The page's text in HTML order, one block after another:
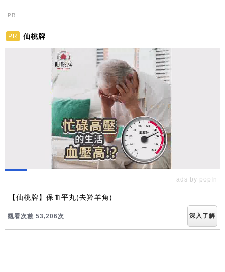
PR
PR 仙桃牌
ads by popIn
【仙桃牌】保血平丸(去羚羊角)
觀看次數 53,206次 深入了解